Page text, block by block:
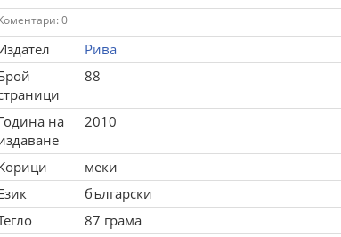
0
Рива
88
на
2010
меки
български
87 грама